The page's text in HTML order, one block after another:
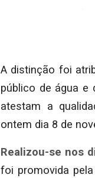
A distinção foi
público de água e
atestam a
ontem dia 8 de
Realizou-se nos
foi promovida pela